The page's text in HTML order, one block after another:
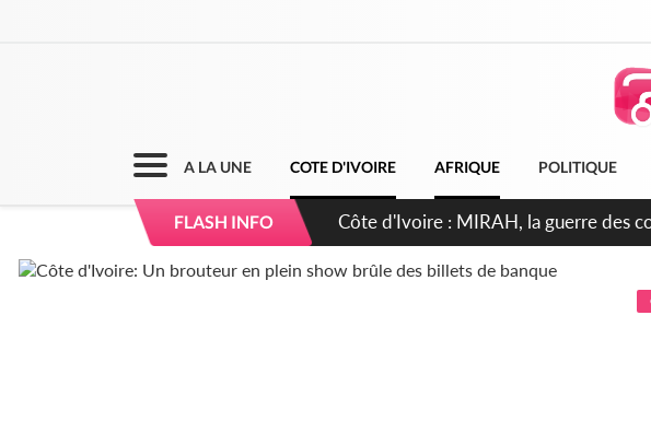
A LA UNE COTE D'IVOIRE AFRIQUE POLITIQUE
FLASH INFO
Côte d'Ivoire : MIRAH, la guerre des